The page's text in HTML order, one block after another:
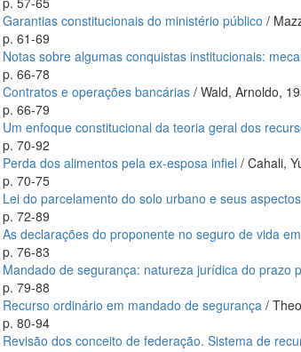
Garantias constitucionais do ministério público /
p. 61-69
Notas sobre algumas conquistas institucionais:
p. 66-78
Contratos e operações bancárias / Wald, Arnoldo,
p. 66-79
Um enfoque constitucional da teoria geral dos
p. 70-92
Perda dos alimentos pela ex-esposa infiel / Cahali,
p. 70-75
Lei do parcelamento do solo urbano e seus
p. 72-89
As declarações do proponente no seguro de vida
p. 76-83
Mandado de segurança: natureza jurídica do prazo
p. 79-88
Recurso ordinário em mandado de segurança /
p. 80-94
Revisão dos conceito de federação. Sistema de